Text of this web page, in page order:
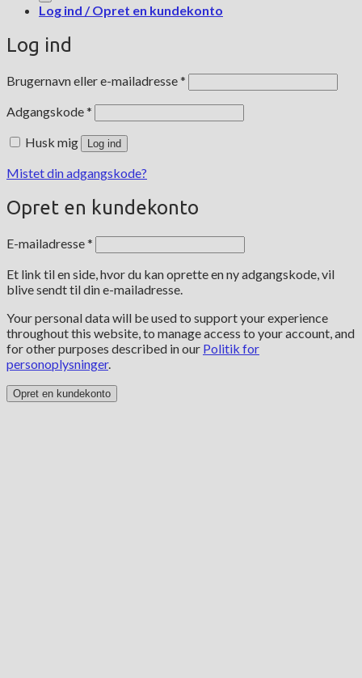
Log ind / Opret en kundekonto
Log ind
Brugernavn eller e-mailadresse* Påkrævet
Adgangskode* Påkrævet
Husk mig Log ind
Mistet din adgangskode?
Opret en kundekonto
E-mailadresse* Påkrævet
Et link til en side, hvor du kan oprette en ny adgangskode, vil
blive sendt til din e-mailadresse.
Your personal data will be used to support your experience
throughout this website, to manage access to your account, and
for other purposes described in our Politik for
personoplysninger.
Opret en kundekonto